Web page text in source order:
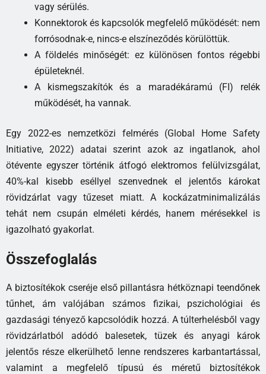
vagy sérülés.
Konnektorok és kapcsolók megfelelő működését: nem
forrósodnak-e, nincs-e elszíneződés körülöttük.
A földelés minőségét: ez különösen fontos régebbi
épületeknél.
A kismegszakítók és a maradékáramú (FI) relék
működését, ha vannak.
Egy 2022-es nemzetközi felmérés (Global Home Safety
Initiative, 2022) adatai szerint azok az ingatlanok, ahol
ötévente egyszer történik átfogó elektromos felülvizsgálat,
40%-kal kisebb eséllyel szenvednek el jelentős károkat
rövidzárlat vagy tűzeset miatt. A kockázatminimalizálás
tehát nem csupán elméleti kérdés, hanem mérésekkel is
igazolható gyakorlat.
Összefoglalás
A biztosítékok cseréje első pillantásra hétköznapi teendőnek
tűnhet, ám valójában számos fizikai, pszichológiai és
gazdasági tényező kapcsolódik hozzá. A túlterhelésből vagy
rövidzárlatból adódó balesetek, tüzek és anyagi károk
jelentős része elkerülhető lenne rendszeres karbantartással,
valamint a megfelelő típusú és méretű biztosítékok